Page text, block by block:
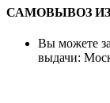
САМОВЫВОЗ
Вы можете
выдачи: